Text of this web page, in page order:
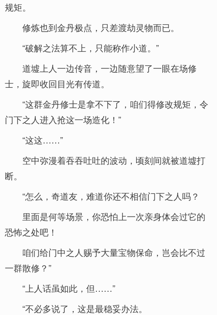
规矩。
修炼也到金丹极点，只差渡劫灵物而已。
“破解之法算不上，只能称作小道。”
道墟上人一边传音，一边随意望了一眼在场修
士，旋即收回目光有传道。
“这群金丹修士是拿不下了，咱们得修改规矩，令
门下之人进入抢这一场造化！”
“这这……”
空中弥漫着吞吞吐吐的波动，顷刻间就被道墟打
断。
“怎么，奇道友，难道你还不相信门下之人吗？
里面是何等场景，你恐怕上一次亲身体会过它的
恐怖之处吧！
咱们给门中之人赐予大量宝物保命，岂会比不过
一群散修？”
“上人话虽如此，但……”
“不必多说了，这是最稳妥办法。